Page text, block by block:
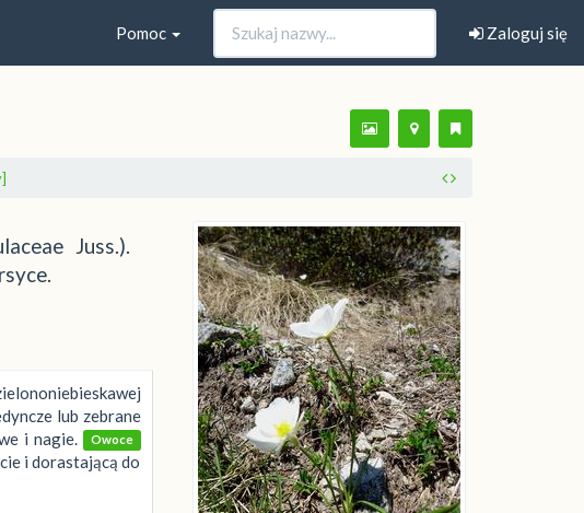
Zaloguj się
Pomoc
Juss.).
lub zebrane
i nagie.
Owoce
i dorastającą do